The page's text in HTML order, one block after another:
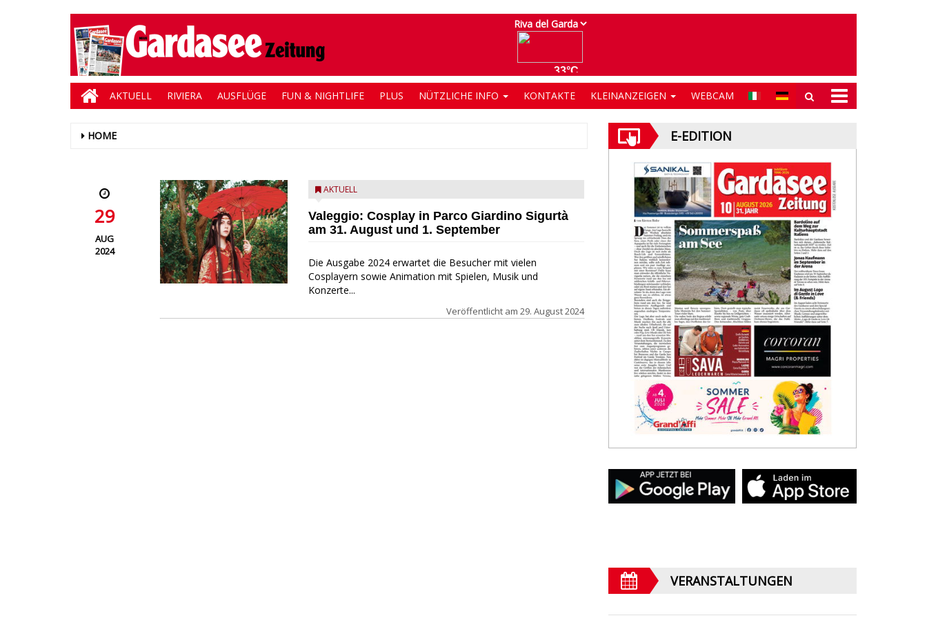
AKTUELL RIVIERA AUSFLÜGE FUN & NIGHTLIFE PLUS NÜTZLICHE INFO KONTAKTE KLEINANZEIGEN WEBCAM
HOME
29
AUG
2024
AKTUELL
Valeggio: Cosplay in Parco Giardino Sigurtà
am 31. August und 1. September
Die Ausgabe 2024 erwartet die Besucher mit vielen
Cosplayern sowie Animation mit Spielen, Musik und
Konzerte...
Veröffentlicht am 29. August 2024
E-EDITION
VERANSTALTUNGEN